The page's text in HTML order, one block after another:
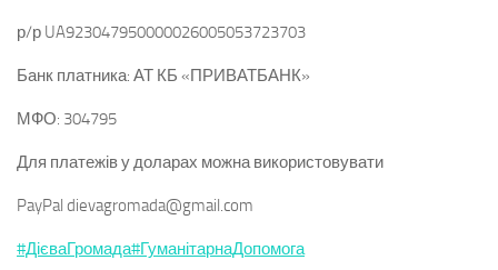
р/р UA923047950000026005053723703
Банк платника: АТ КБ «ПРИВАТБАНК»
МФО: 304795
Для платежів у доларах можна використовувати
PayPal dievagromada@gmail.com
#ДієваГромада#ГуманітарнаДопомога